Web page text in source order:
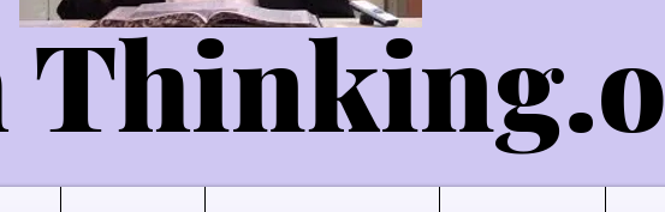
Thinking.o